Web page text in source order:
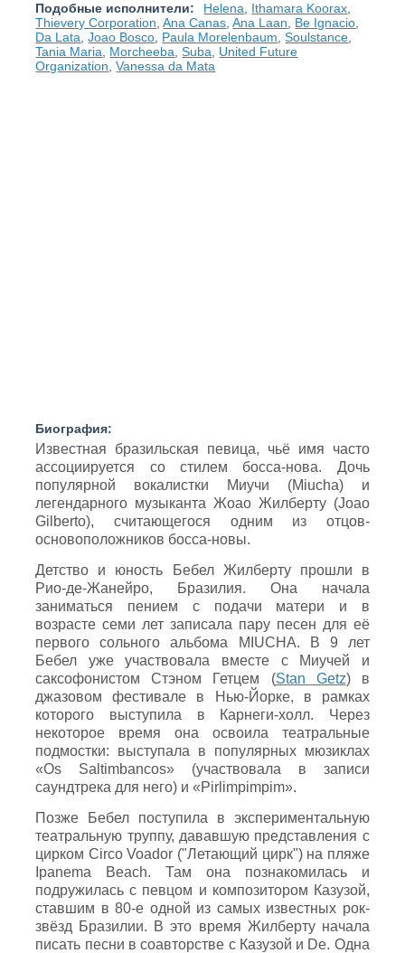
Подобные исполнители:
Helena, Ithamara Koorax,
Thievery Corporation,Ana Canas,Ana Laan, Be Ignacio,
Da Lata,Joao Bosco, Paula Morelenbaum,Soulstance,
Tania Maria, Morcheeba,Suba, United Future
Organization,Vanessa da Mata
Биография:
Известная бразильская певица, чьё имя часто
ассоциируется со стилем босса-нова. Дочь
популярной вокалистки Миучи (Miucha) и
легендарного музыканта Жоао Жилберту (Joao
Gilberto), считающегося одним из отцов-
основоположников босса-новы.
Детство и юность Бебел Жилберту прошли в
Рио-де-Жанейро, Бразилия. Она начала
заниматься пением с подачи матери и в
возрасте семи лет записала пару песен для её
первого сольного альбома MIUCHA. В 9 лет
Бебел уже участвовала вместе с Миучей и
саксофонистом Стэном Гетцем (Stan Getz) в
джазовом фестивале в Нью-Йорке, в рамках
которого выступила в Карнеги-холл. Через
некоторое время она освоила театральные
подмостки: выступала в популярных мюзиклах
«Os Saltimbancos» (участвовала в записи
саундтрека для него) и «Pirlimpimpim».
Позже Бебел поступила в экспериментальную
театральную труппу, дававшую представления с
цирком Circo Voador ("Летающий цирк") на пляже
Ipanema Beach. Там она познакомилась и
подружилась с певцом и композитором Казузой,
ставшим в 80-е одной из самых известных рок-
звёзд Бразилии. В это время Жилберту начала
писать песни в соавторстве с Казузой и De. Одна